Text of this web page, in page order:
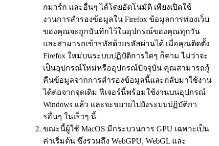
กมาร์ก และอื่นๆ ได้โดยอัตโนมัติ เพียงเปิดใช้
งานการสำรองข้อมูลใน Firefox ข้อมูลการท่องเว็บ
ของคุณจะถูกบันทึกไว้ในอุปกรณ์ของคุณทุกวัน
และสามารถเข้ารหัสด้วยรหัสผ่านได้ เมื่อคุณติดตั้ง
Firefox ใหม่บนระบบปฏิบัติการใดๆ ก็ตาม ไม่ว่าจะ
เป็นอุปกรณ์ใหม่หรืออุปกรณ์ปัจจุบัน คุณสามารถกู้
คืนข้อมูลจากการสำรองข้อมูลนี้และกลับมาใช้งาน
ได้ต่อจากจุดเดิม ฟีเจอร์นี้พร้อมใช้งานบนอุปกรณ์
Windows แล้ว และจะขยายไปยังระบบปฏิบัติกา
รอื่นๆ ในเร็วๆ นี้
ขณะนี้ผู้ใช้ MacOS มีกระบวนการ GPU เฉพาะเป็น
ค่าเริ่มต้น ซึ่งรวมถึง WebGPU, WebGL และ